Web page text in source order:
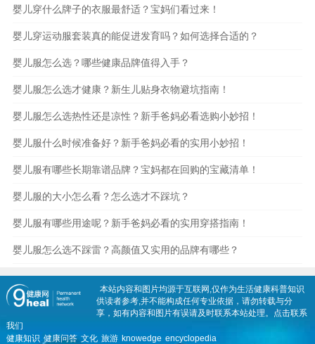
婴儿穿什么牌子的衣服最舒适？宝妈们看过来！
婴儿穿运动服套装真的能促进发育吗？如何选择合适的？
婴儿服怎么选？哪些健康品牌值得入手？
婴儿服怎么选才健康？新生儿贴身衣物避坑指南！
婴儿服怎么选热性还是凉性？新手爸妈必看选购小妙招！
婴儿服什么时候准备好？新手爸妈必看的实用小妙招！
婴儿服有哪些长期靠谱品牌？宝妈都在回购的宝藏清单！
婴儿服的大小怎么看？怎么选才不踩坑？
婴儿服有哪些用途呢？新手爸妈必看的实用穿搭指南！
婴儿服怎么选不踩雷？高颜值又实用的品牌有哪些？
本站内容和图片均源于互联网,仅作为生活健康科普知识
供读者参考,并不能构成任何专业依据，请勿转载与分
享，如有内容和图片有误请及时联系本站处理。
点击联系
我们
健康知识 健康问答 文化 旅游 knowedge encyclopedia